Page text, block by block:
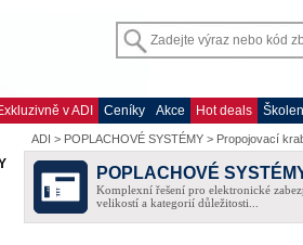
v ADI Ceníky Akce Hot deals
ADI > POPLACHOVÉ SYSTÉMY > Propojovací
POPLACHOVÉ
Komplexní řešení pro elektronické
velikostí a kategorií důležitosti...